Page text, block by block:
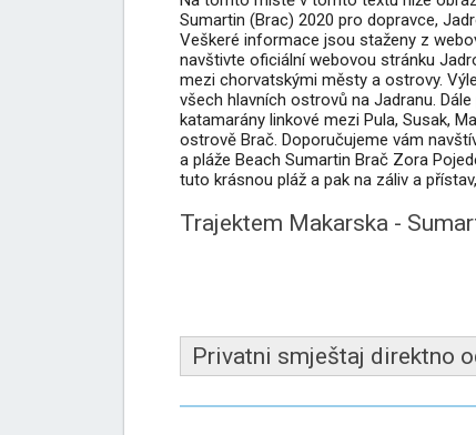
Sumartin (Brac) 2020 pro dopravce,
Veškeré informace jsou staženy z
navštivte oficiální webovou stránku
mezi chorvatskými městy a ostrovy.
všech hlavních ostrovů na Jadranu.
katamarány linkové mezi Pula, Susak,
ostrově Brač. Doporučujeme vám
a pláže Beach Sumartin Brač Zora
tuto krásnou pláž a pak na záliv a
Trajektem Makarska -
Privatni smještaj direktno